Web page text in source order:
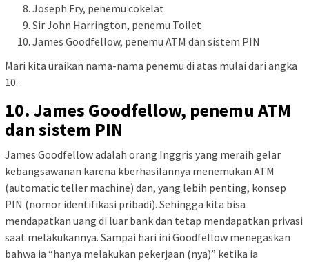
Joseph Fry, penemu cokelat
Sir John Harrington, penemu Toilet
James Goodfellow, penemu ATM dan sistem PIN
Mari kita uraikan nama-nama penemu di atas mulai dari angka
10.
10. James Goodfellow, penemu ATM
dan sistem PIN
James Goodfellow adalah orang Inggris yang meraih gelar
kebangsawanan karena kberhasilannya menemukan ATM
(automatic teller machine) dan, yang lebih penting, konsep
PIN (nomor identifikasi pribadi). Sehingga kita bisa
mendapatkan uang di luar bank dan tetap mendapatkan privasi
saat melakukannya. Sampai hari ini Goodfellow menegaskan
bahwa ia “hanya melakukan pekerjaan (nya)” ketika ia